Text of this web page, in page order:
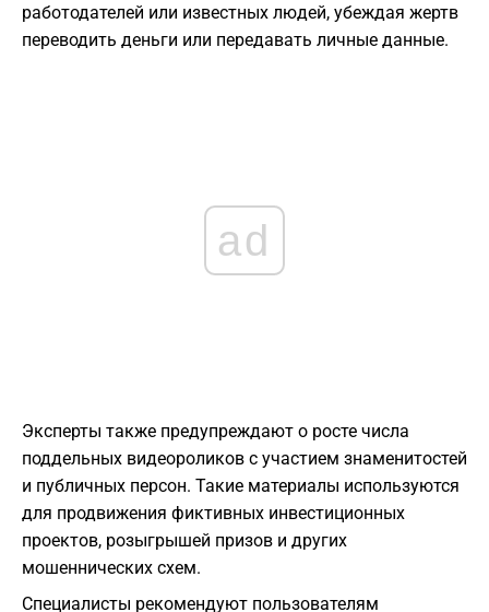
работодателей или известных людей, убеждая жертв
переводить деньги или передавать личные данные.
ad
Эксперты также предупреждают о росте числа
поддельных видеороликов с участием знаменитостей
и публичных персон. Такие материалы используются
для продвижения фиктивных инвестиционных
проектов, розыгрышей призов и других
мошеннических схем.
Специалисты рекомендуют пользователям